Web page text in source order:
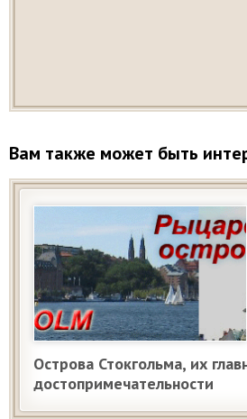
Вам также может быть
Острова Стокгольма, их
достопримечательности